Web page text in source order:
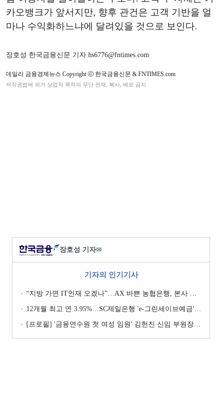
카오뱅크가 앞서지만, 향후 관건은 고객 기반을 얼
마나 수익화하느냐에 달려있을 것으로 보인다.
장호성 한국금융신문 기자 hs6776@fntimes.com
데일리 금융경제뉴스 Copyright ⓒ 한국금융신문 & FNTIMES.com
저작권법에 의거 상업적 목적의 무단 전재, 복사, 배포 금지
장호성 기자✉
기자의 인기기사
“지방 가면 IT인재 오겠나”…AX 바쁜 농협은행, 본사 이전설에 ‘긴장’ [막 오른 금융권 하투(夏鬪)]
12개월 최고 연 3.95%…SC제일은행 'e-그린세이브예금' [이주의 은행 예금금리-8월 1주]
[프로필] '금융연수원 첫 여성 임원' 김헌진 신임 부원장···교육·디지털·기획 '올라운더'